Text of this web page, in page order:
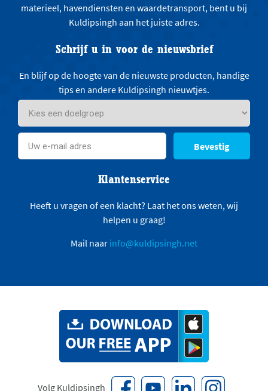
materieel, havendiensten en waardetransport, bent u bij
Kuldipsingh aan het juiste adres.
Schrijf u in voor de nieuwsbrief
En blijf op de hoogte van de nieuwste producten, handige
tips en andere Kuldipsingh nieuwtjes.
Bevestig
Klantenservice
Heeft u vragen of een klacht? Laat het ons weten, wij
helpen u graag!
Mail naar info@kuldipsingh.net
Volg Kuldipsingh